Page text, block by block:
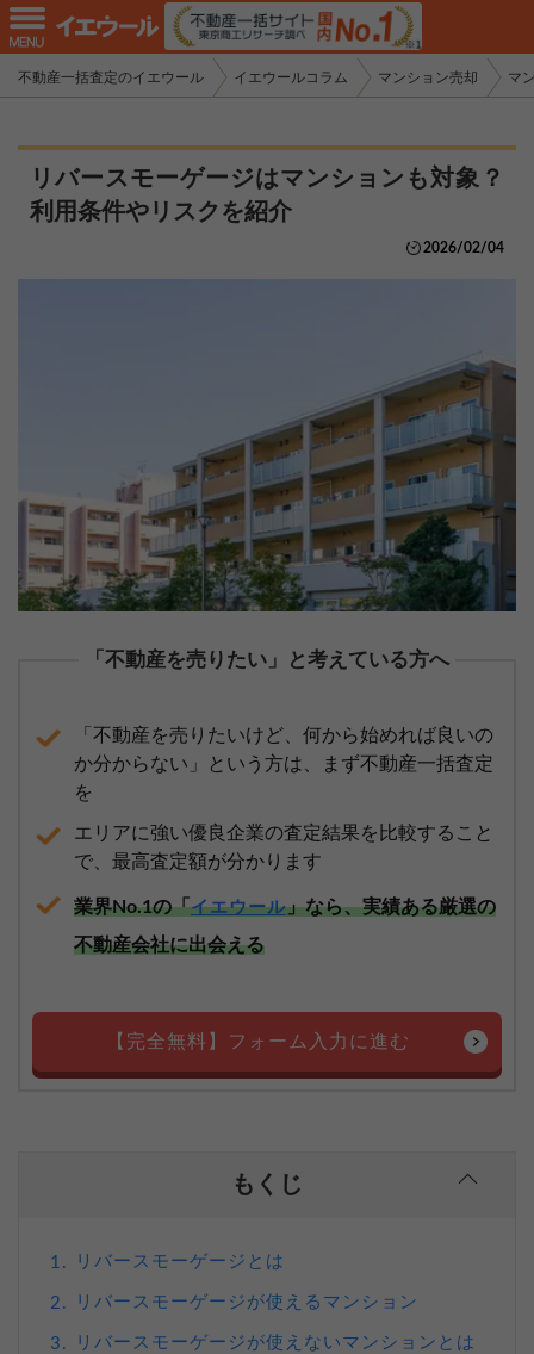
不動産一括査定のイエウール イエウールコラム マンション売却 マ
リバースモーゲージはマンションも対象？
利用条件やリスクを紹介
2026/02/04
「不動産を売りたい」と考えている方へ
「不動産を売りたいけど、何から始めれば良いの
か分からない」という方は、まず不動産一括査定
を
エリアに強い優良企業の査定結果を比較すること
で、最高査定額が分かります
業界No.1の「イエウール」なら、実績ある厳選の
不動産会社に出会える
【完全無料】フォーム入力に進む
もくじ
1. リバースモーゲージとは
2. リバースモーゲージが使えるマンション
3. リバースモーゲージが使えないマンションとは